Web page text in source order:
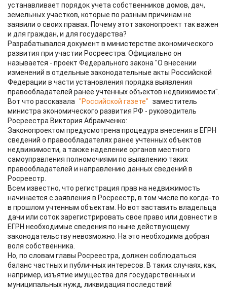
устанавливает порядок учета собственников домов, дач,
земельных участков, которые по разным причинам не
заявили о своих правах. Почему этот законопроект так важен
и для граждан, и для государства?
Разрабатывался документ в министерстве экономического
развития при участии Росреестра. Официально он
называется - проект Федерального закона "О внесении
изменений в отдельные законодательные акты Российской
Федерации в части установления порядка выявления
правообладателей ранее учтенных объектов недвижимости".
Вот что рассказала "Российской газете" заместитель
министра экономического развития РФ - руководитель
Росреестра Виктория Абрамченко:
Законопроектом предусмотрена процедура внесения в ЕГРН
сведений о правообладателях ранее учтенных объектов
недвижимости, а также наделение органов местного
самоуправления полномочиями по выявлению таких
правообладателей и направлению данных сведений в
Росреестр.
Всем известно, что регистрация прав на недвижимость
начинается с заявления в Росреестр, в том числе по когда-то
в прошлом учтенным объектам. Но вот заставить владельца
дачи или соток зарегистрировать свое право или довнести в
ЕГРН необходимые сведения по ныне действующему
законодательству невозможно. На это необходима добрая
воля собственника.
Но, по словам главы Росреестра, должен соблюдаться
баланс частных и публичных интересов. В таких случаях, как,
например, изъятие имущества для государственных и
муниципальных нужд, ликвидация последствий